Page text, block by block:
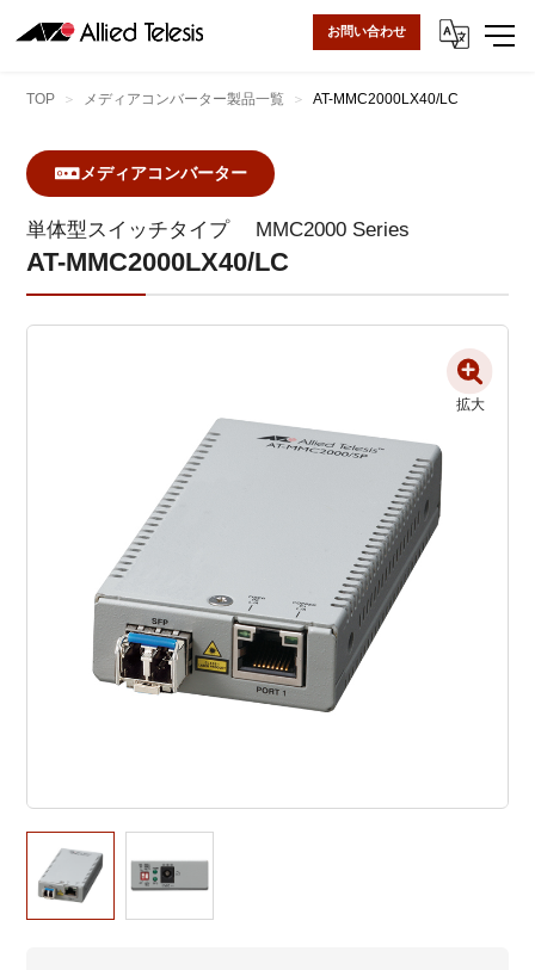
お問い合わせ
TOP メディアコンバーター製品一覧 AT-MMC2000LX40/LC
単体型スイッチタイプ MMC2000 Series
AT-MMC2000LX40/LC
メディアコンバーター
拡大
拡大